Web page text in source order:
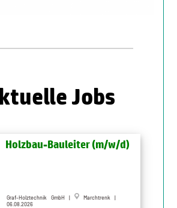
Jobs
Holzbau-Bauleiter (m/w/d)
Graf-Holztechnik GmbH |
Marchtrenk |
06.08.2026